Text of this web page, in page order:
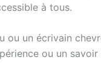
à tous.
ou un écrivain
ou un